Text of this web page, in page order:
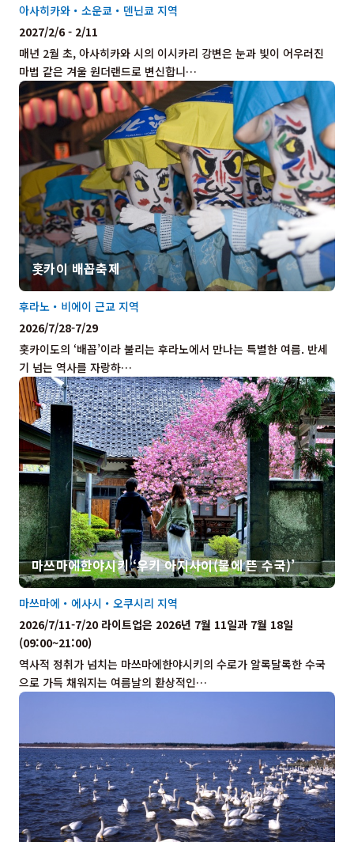
매년 2월 초, 아사히카와 시의 이시카리 강변은 눈과 빛이 어우러진
마법 같은 겨울 원더랜드로 변신합니…
아사히카와・소운쿄・덴닌쿄 지역
2027/2/6 - 2/11
홋카이 배꼽축제
홋카이도의 ‘배꼽’이라 불리는 후라노에서 만나는 특별한 여름. 반세
기 넘는 역사를 자랑하…
후라노・비에이 근교 지역
2026/7/28-7/29
마쓰마에한야시키 ‘우키 아지사이(물에 뜬 수국)’
역사적 정취가 넘치는 마쓰마에한야시키의 수로가 알록달록한 수국
으로 가득 채워지는 여름날의 환상적인…
마쓰마에・에사시・오쿠시리 지역
2026/7/11-7/20 라이트업은 2026년 7월 11일과 7월 18일
(09:00~21:00)